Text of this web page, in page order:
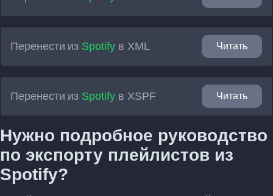
Перенести из Spotifyв XML Читать
Перенести из Spotifyв XSPF Читать
Нужно подробное руководство
по экспорту плейлистов из
Spotify?